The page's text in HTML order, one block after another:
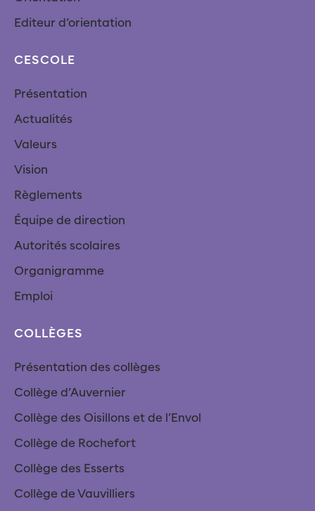
Editeur d’orientation
CESCOLE
Présentation
Actualités
Valeurs
Vision
Règlements
Équipe de direction
Autorités scolaires
Organigramme
Emploi
COLLÈGES
Présentation des collèges
Collège d’Auvernier
Collège des Oisillons et de l’Envol
Collège de Rochefort
Collège des Esserts
Collège de Vauvilliers